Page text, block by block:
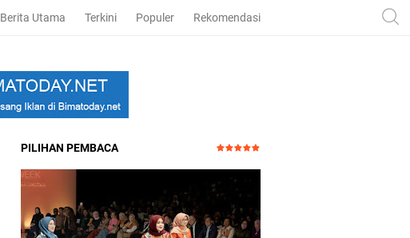
Berita Utama Terkini Populer Rekomendasi
PILIHAN PEMBACA